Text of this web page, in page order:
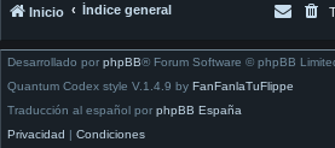
Inicio Índice general
Desarrollado por phpBB® Forum Software © phpBB
Quantum Codex style V.1.4.9 by FanFanlaTuFlippe
Traducción al español por phpBB España
Privacidad
Condiciones